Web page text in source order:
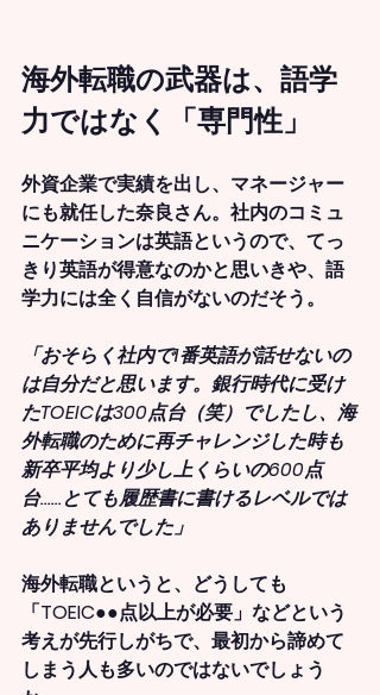
海外転職の武器は、語学
力ではなく「専門性」
外資企業で実績を出し、マネージャー
にも就任した奈良さん。社内のコミュ
ニケーションは英語というので、てっ
きり英語が得意なのかと思いきや、語
学力には全く自信がないのだそう。
「おそらく社内で1番英語が話せないの
は自分だと思います。銀行時代に受け
たTOEICは300点台（笑）でしたし、海
外転職のために再チャレンジした時も
新卒平均より少し上くらいの600点
台……とても履歴書に書けるレベルでは
ありませんでした」
海外転職というと、どうしても
「TOEIC●●点以上が必要」などという
考えが先行しがちで、最初から諦めて
しまう人も多いのではないでしょう